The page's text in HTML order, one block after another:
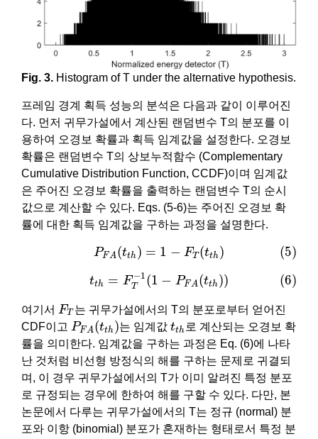
Fig. 3. Histogram of T under the alternative hypothesis.
프레임 경계 획득 성능의 분석은 다음과 같이 이루어진
다. 먼저 귀무가설에서 계산된 랜덤변수 T의 분포를 이
용하여 오경보 확률과 획득 임계값을 설정한다. 오경보
확률은 랜덤변수 T의 상보누적함수 (Complementary
Cumulative Distribution Function, CCDF)이며 임계값
은 주어진 오경보 확률을 출력하는 랜덤변수 T의 순시
값으로 계산할 수 있다. Eqs. (5-6)는 주어진 오경보 확
률에 대한 획득 임계값을 구하는 과정을 설명한다.
PFA(tth) = 1 − FT (tth) (5)
(5) PF ( = FT (t )
tth = F −1
T (1 − PFA(tth)) (6)
=F T−1 −P A h)
여기서 FT
FT 는 귀무가설에서의 T의 분포로부터 얻어진
CDF이고 PFA(tth)
PF A(tt h)는 임계값tth
t
로 계산되는 오경보 확
률을 의미한다. 임계값을 구하는 과정은 Eq. (6)에 나타
난 것처럼 비선형 방정식의 해를 구하는 문제로 귀결되
며, 이 경우 귀무가설에서의 T가 이미 알려진 특정 분포
로 규정되는 경우에 한하여 해를 구할 수 있다. 다만, 본
논문에서 다루는 귀무가설에서의 T는 정규 (normal) 분
포와 이항 (binomial) 분포가 혼재하는 형태로서 특정 분